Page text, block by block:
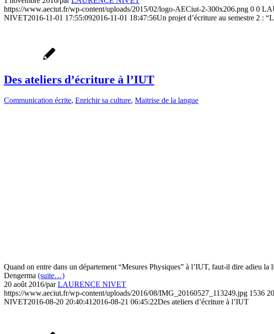
https://www.aeciut.fr/wp-content/uploads/2015/02/logo-AECiut-2-300x206.png 0 0
NIVET2016-11-01 17:55:092016-11-01 18:47:56Un projet d’écriture au semestre 2 :
Des ateliers d’écriture à l’IUT
Communication écrite, Enrichir sa culture, Maitrise de la langue
Quand on entre dans un département “Mesures Physiques” à l’IUT, faut-il dire adieu
Dengerma (suite…)
20 août 2016/parLAURENCE NIVET
https://www.aeciut.fr/wp-content/uploads/2016/08/IMG_20160527_113249.jpg 1536
NIVET2016-08-20 20:40:41 2016-08-21 06:45:22Des ateliers d’écriture à l’IUT